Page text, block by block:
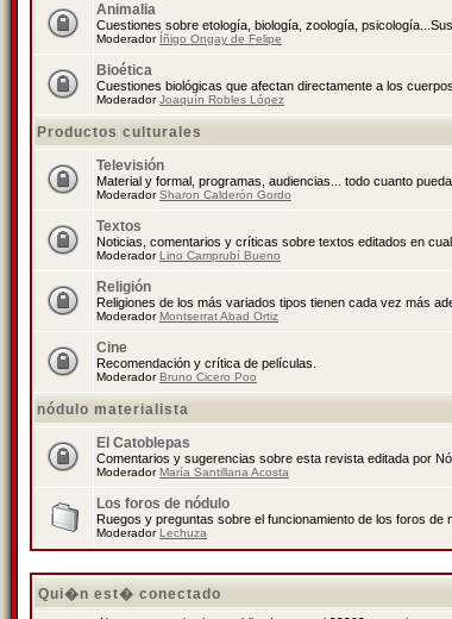
Animalia
Cuestiones sobre etología, biología, zoología,
Moderador Íñigo Ongay de Felipe
Bioética
Cuestiones biológicas que afectan directamente a los
ModeradorJoaquín Robles López
Productos culturales
Televisión
Material y formal, programas, audiencias... todo cuanto
ModeradorSharon Calderón Gordo
Textos
Noticias, comentarios y críticas sobre textos editados en
ModeradorLino Camprubí Bueno
Religión
Religiones de los más variados tipos tienen cada vez más
ModeradorMontserrat Abad Ortiz
Cine
Recomendación y crítica de películas.
ModeradorBruno Cicero Poo
nódulo materialista
El Catoblepas
Comentarios y sugerencias sobre esta revista editada por
ModeradorMaría Santillana Acosta
Los foros de nódulo
Ruegos y preguntas sobre el funcionamiento de los foros de
ModeradorLechuza
Qui�n est� conectado